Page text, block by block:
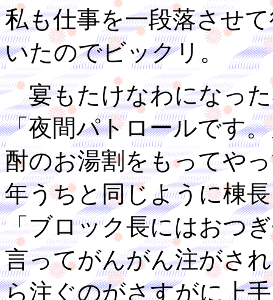
私も仕事を一段落させ
いたのでビックリ。
宴もたけなわになった
「夜間パトロールです
酎のお湯割をもってや
年うちと同じように棟
「ブロック長にはおつ
言ってがんがん注がさ
ら注ぐのがさすがに上